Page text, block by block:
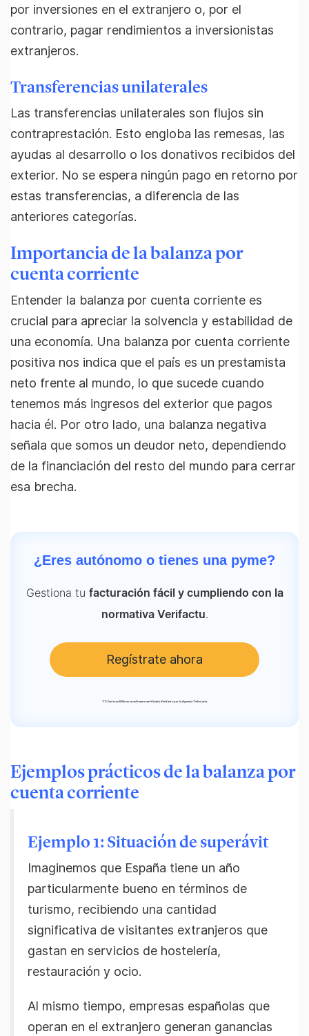
por inversiones en el extranjero o, por el
contrario, pagar rendimientos a inversionistas
extranjeros.
Transferencias unilaterales
Las transferencias unilaterales son flujos sin
contraprestación. Esto engloba las remesas, las
ayudas al desarrollo o los donativos recibidos del
exterior. No se espera ningún pago en retorno por
estas transferencias, a diferencia de las
anteriores categorías.
Importancia de la balanza por
cuenta corriente
Entender la balanza por cuenta corriente es
crucial para apreciar la solvencia y estabilidad de
una economía. Una balanza por cuenta corriente
positiva nos indica que el país es un prestamista
neto frente al mundo, lo que sucede cuando
tenemos más ingresos del exterior que pagos
hacia él. Por otro lado, una balanza negativa
señala que somos un deudor neto, dependiendo
de la financiación del resto del mundo para cerrar
esa brecha.
¿Eres autónomo o tienes una pyme?
Gestiona tu facturación fácil y cumpliendo con la
normativa Verifactu.
Regístrate ahora
*TS Facturas Billin es un software certificado Verifactu por la Agencia Tributaria.
Ejemplos prácticos de la balanza por
cuenta corriente
Ejemplo 1: Situación de superávit
Imaginemos que España tiene un año
particularmente bueno en términos de
turismo, recibiendo una cantidad
significativa de visitantes extranjeros que
gastan en servicios de hostelería,
restauración y ocio.
Al mismo tiempo, empresas españolas que
operan en el extranjero generan ganancias